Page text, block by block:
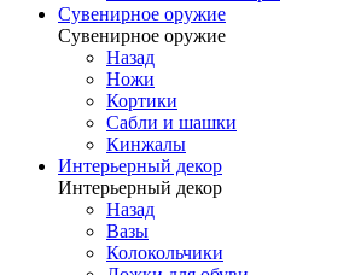
Сувенирное оружие
Сувенирное оружие
Назад
Ножи
Кортики
Сабли и шашки
Кинжалы
Интерьерный декор
Интерьерный декор
Назад
Вазы
Колокольчики